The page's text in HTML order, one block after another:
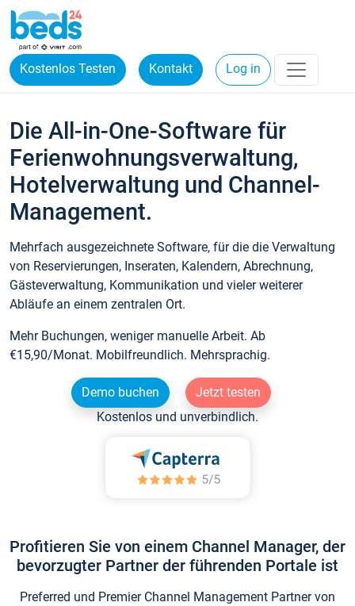
Kostenlos Testen Kontakt Log in
Die All-in-One-Software für
Ferienwohnungsverwaltung,
Hotelverwaltung und Channel-
Management.
Mehrfach ausgezeichnete Software, für die die Verwaltung
von Reservierungen, Inseraten, Kalendern, Abrechnung,
Gästeverwaltung, Kommunikation und vieler weiterer
Abläufe an einem zentralen Ort.
Mehr Buchungen, weniger manuelle Arbeit. Ab
€15,90/Monat. Mobilfreundlich. Mehrsprachig.
Demo buchen
Jetzt testen
Kostenlos und unverbindlich.
Profitieren Sie von einem Channel Manager, der
bevorzugter Partner der führenden Portale ist
Preferred und Premier Channel Management Partner von